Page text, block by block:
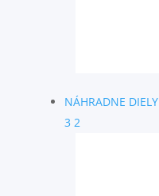
NÁHRADNE DIELY
3 2